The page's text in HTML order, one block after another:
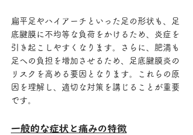
扁平足やハイアーチといった足の形状も、足
底腱膜に不均等な負荷をかけるため、炎症を
引き起こしやすくなります。さらに、肥満も
足への負担を増加させるため、足底腱膜炎の
リスクを高める要因となります。これらの原
因を理解し、適切な対策を講じることが重要
です。
一般的な症状と痛みの特徴